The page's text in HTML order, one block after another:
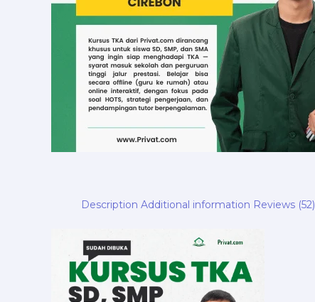
Description Additional information Reviews (52)